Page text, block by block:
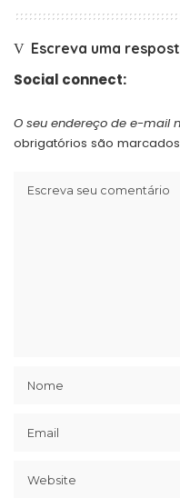
Escreva uma
Social connect:
O seu endereço de e-mail
obrigatórios são